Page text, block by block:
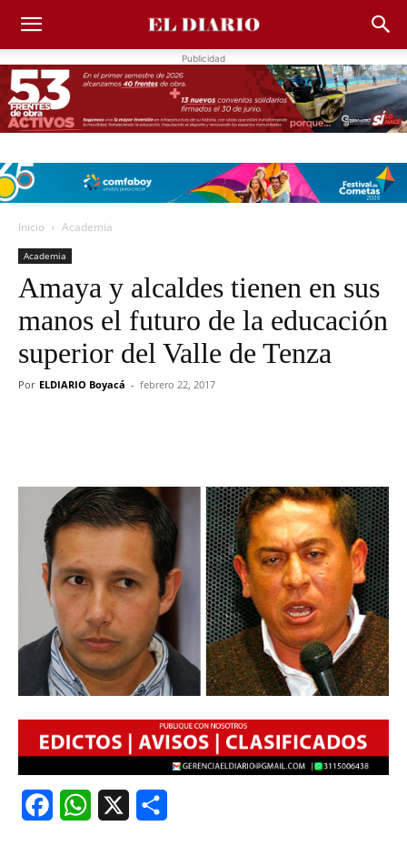
Publicidad
Inicio Academia
Academia
Amaya y alcaldes tienen en sus
manos el futuro de la educación
superior del Valle de Tenza
Por ELDIARIO Boyacá - febrero 22, 2017
FacebookWhatsApp